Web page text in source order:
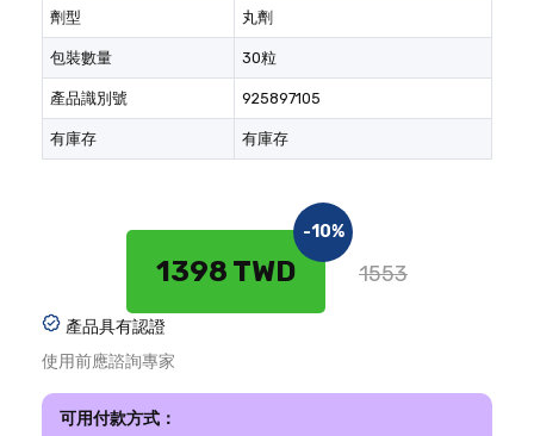
劑型 丸劑
包裝數量 30粒
產品識別號 925897105
有庫存 有庫存
1398 TWD
-10%
1553
產品具有認證
使用前應諮詢專家
可用付款方式：